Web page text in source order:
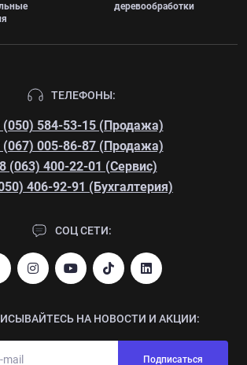
деревообработки
ТЕЛЕФОНЫ:
(050) 584-53-15 (Продажа)
(067) 005-86-87 (Продажа)
(063) 400-22-01 (Сервис)
406-92-91 (Бухгалтерия)
СОЦ СЕТИ:
НА НОВОСТИ И АКЦИИ:
Подписаться